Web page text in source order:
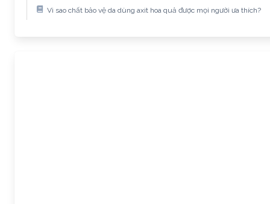
Vì sao chất bảo vệ da dùng axit hoa quả được mọi người ưa thích?